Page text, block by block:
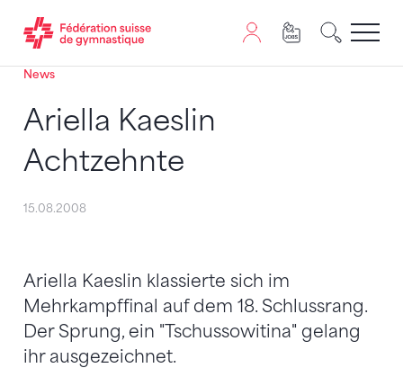
Passer au contenu
Naviguer vers le plan du siten
JavaScript est nécessaire pour naviguer sur ce site.
News
Ariella Kaeslin
Achtzehnte
15.08.2008
Ariella Kaeslin klassierte sich im
Mehrkampffinal auf dem 18. Schlussrang.
Der Sprung, ein "Tschussowitina" gelang
ihr ausgezeichnet.